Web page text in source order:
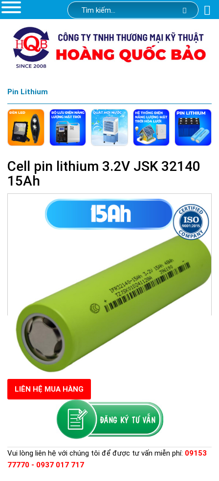
Pin Lithium
Cell pin lithium 3.2V JSK 32140
15Ah
LIÊN HỆ MUA HÀNG
Vui lòng liên hệ với chúng tôi để được tư vấn miễn phí: 09153
77770 - 0937 017 717